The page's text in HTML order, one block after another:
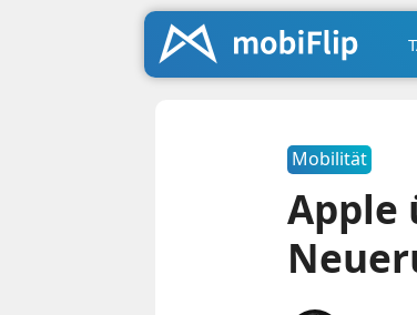
Mobilität
Apple